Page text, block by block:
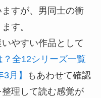
すが、男同士の衝
す。
やすい作品として
全12シリーズ一覧
月】
もあわせて確認
理して読む感覚が